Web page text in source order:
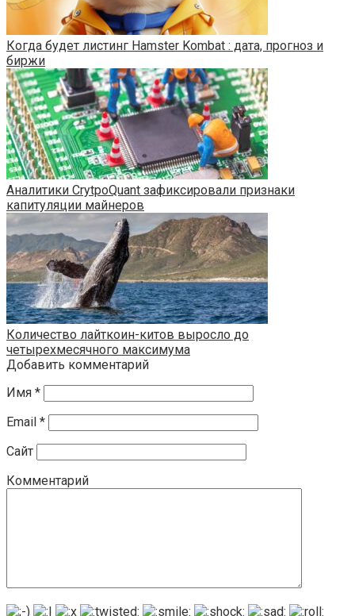
Когда будет листинг Hamster Kombat : дата, прогноз и
биржи
Аналитики CrytpoQuant зафиксировали признаки
капитуляции майнеров
Количество лайткоин-китов выросло до
четырехмесячного максимума
Добавить комментарий
Имя *
Email *
Сайт
Комментарий